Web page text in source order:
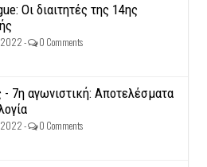
Οι διαιτητές της 14ης
2022 - 0 Comments
- 7η αγωνιστική: Αποτελέσματα
2022 - 0 Comments